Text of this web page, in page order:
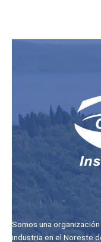
Somos una
industria en el Noreste